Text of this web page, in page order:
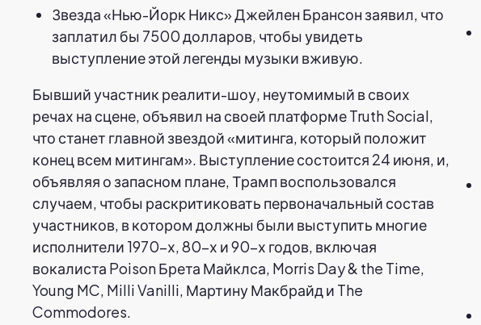
Звезда «Нью-Йорк Никс» Джейлен Брансон заявил, что
заплатил бы 7500 долларов, чтобы увидеть
выступление этой легенды музыки вживую.
Бывший участник реалити-шоу, неутомимый в своих
речах на сцене, объявил на своей платформе Truth Social,
что станет главной звездой «митинга, который положит
конец всем митингам». Выступление состоится 24 июня, и,
объявляя о запасном плане, Трамп воспользовался
случаем, чтобы раскритиковать первоначальный состав
участников, в котором должны были выступить многие
исполнители 1970-х, 80-х и 90-х годов, включая
вокалиста Poison Брета Майклса, Morris Day & the Time,
Young MC, Milli Vanilli, Мартину Макбрайд и The
Commodores.